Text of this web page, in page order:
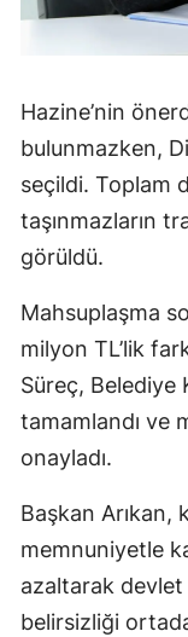
Hazine’nin
bulunmazken,
seçildi. Toplam
taşınmazların
görüldü.
Mahsuplaşma
milyon TL’lik
Süreç, Belediye
tamamlandı ve
onayladı.
Başkan Arıkan,
memnuniyetle
azaltarak devlet
belirsizliği